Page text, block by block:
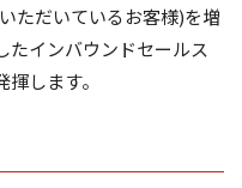
ただいているお客様)を増
たインバウンドセールス
します。